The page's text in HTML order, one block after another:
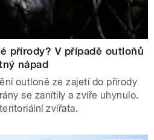
přírody? V případě outloňů
nápad
outloně ze zajetí do přírody
se zanítily a zvíře uhynulo.
zvířata.